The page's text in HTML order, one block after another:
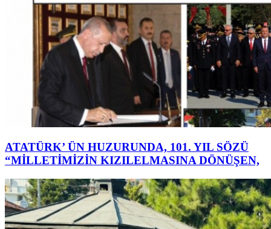
ATATÜRK’ ÜN HUZURUNDA, 101. YIL SÖZÜ
“MİLLETİMİZİN KIZILELMASINA DÖNÜŞEN,